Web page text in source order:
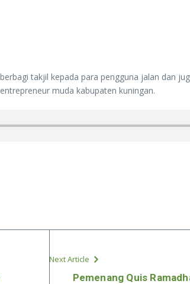
takjil kepada para pengguna jalan dan
muda kabupaten kuningan.
Next Article
Pemenang Quis